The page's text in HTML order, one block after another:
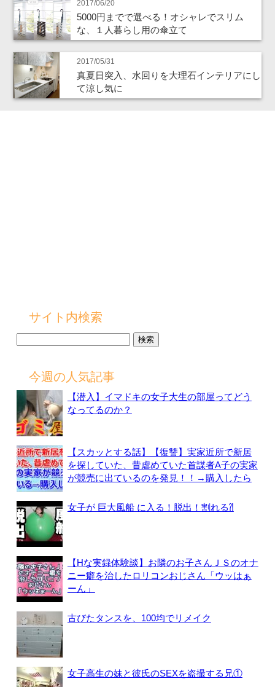
2017/06/20
5000円までで選べる！オシャレでスリム
な、１人暮らし用の傘立て
2017/05/31
真夏日突入、水回りを大理石インテリアにし
て涼し気に
サイト内検索
今週の人気記事
【潜入】イマドキの女子大生の部屋ってどう
なってるのか？
【スカッとする話】【復讐】実家近所で新居
を探していた、昔虐めていた首謀者A子の実家
が競売に出ているのを発見！！→購入したら
女子が 巨大風船 に入る！脱出！割れる⁈
【Hな実録体験談】お隣のお子さんＪＳのオナ
ニー癖を治したロリコンおじさん「ウッはぁ
ーん」
古びたタンスを、100均でリメイク
女子高生の妹と彼氏のSEXを盗撮する兄①